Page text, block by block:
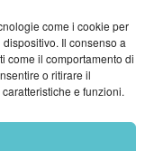
come i cookie per
Il consenso a
come il comportamento di
o ritirare il
e funzioni.